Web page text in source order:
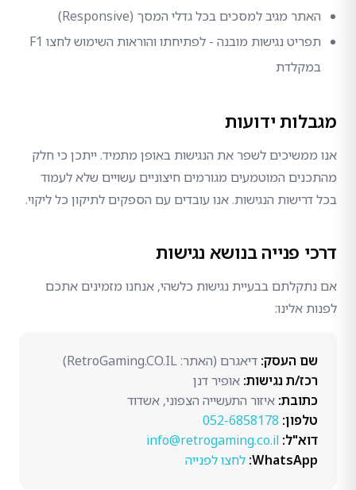
האתר מגיב למסכים בכל גדלי המסך (Responsive)
תפריט נגישות מובנה - לפתיחתו והוראות השימוש לחצו F1
במקלדת
מגבלות ידועות
אנו ממשיכים לשפר את הנגישות באופן מתמיד. ייתכן כי חלק
מהתכנים המוטמעים מגורמים חיצוניים עשויים שלא לעמוד
בכל דרישות הנגישות. אנו עובדים עם הספקים לתיקון כל ליקוי.
דרכי פנייה בנושא נגישות
אם נתקלתם בבעיית נגישות כלשהי, אנחנו מזמינים אתכם
לפנות אלינו:
שם העסק: דיאגרם (האתר: RetroGaming.CO.IL)
רכז/ת נגישות: אופיר דנן
כתובת: איזור התעשייה הצפוני, אשדוד
טלפון: 052-6858178
דוא"ל: info@retrogaming.co.il
WhatsApp: לחצו לפנייה